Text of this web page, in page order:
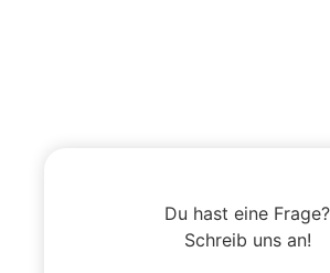
Du hast eine Frage?
Schreib uns an!